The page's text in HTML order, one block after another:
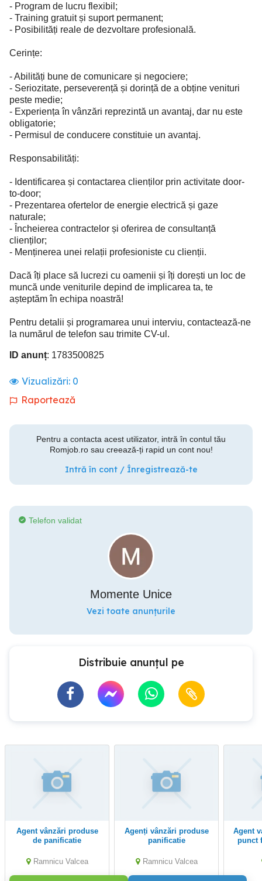
- Program de lucru flexibil;
- Training gratuit și suport permanent;
- Posibilități reale de dezvoltare profesională.
Cerințe:
- Abilități bune de comunicare și negociere;
- Seriozitate, perseverență și dorință de a obține venituri
peste medie;
- Experiența în vânzări reprezintă un avantaj, dar nu este
obligatorie;
- Permisul de conducere constituie un avantaj.
Responsabilități:
- Identificarea și contactarea clienților prin activitate door-
to-door;
- Prezentarea ofertelor de energie electrică și gaze
naturale;
- Încheierea contractelor și oferirea de consultanță
clienților;
- Menținerea unei relații profesioniste cu clienții.
Dacă îți place să lucrezi cu oamenii și îți dorești un loc de
muncă unde veniturile depind de implicarea ta, te
așteptăm în echipa noastră!
Pentru detalii și programarea unui interviu, contactează-ne
la numărul de telefon sau trimite CV-ul.
ID anunț: 1783500825
Vizualizări: 0
Raportează
Pentru a contacta acest utilizator, intră în contul tău
Romjob.ro sau creează-ți rapid un cont nou!
Intră în cont / Înregistrează-te
Telefon validat
Momente Unice
Vezi toate anunțurile
Distribuie anunțul pe
Agent vânzări produse
de panificatie
Ramnicu Valcea
Agenți vânzări produse
panificatie
Ramnicu Valcea
Agent vanzator lucrator
punct